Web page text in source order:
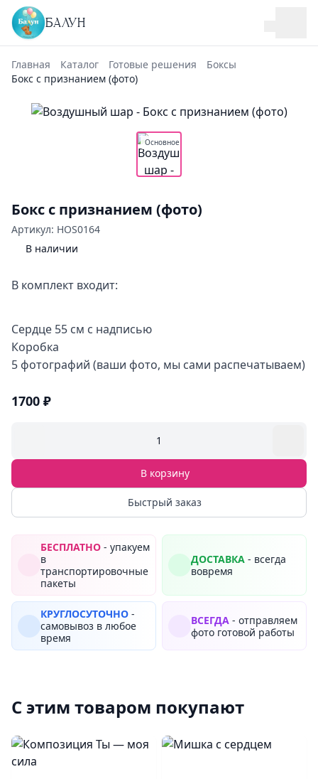
БАЛУН
Главная Каталог Готовые решения
Боксы
Бокс с признанием (фото)
Основное
Бокс с признанием (фото)
Артикул: HOS0164
В наличии
В комплект входит:
Сердце 55 см с надписью
Коробка
5 фотографий (ваши фото, мы сами распечатываем)
1700 ₽
1
В корзину
Быстрый заказ
БЕСПЛАТНО - упакуем
в
транспортировочные
пакеты
ДОСТАВКА - всегда
вовремя
КРУГЛОСУТОЧНО -
самовывоз в любое
время
ВСЕГДА - отправляем
фото готовой работы
С этим товаром покупают